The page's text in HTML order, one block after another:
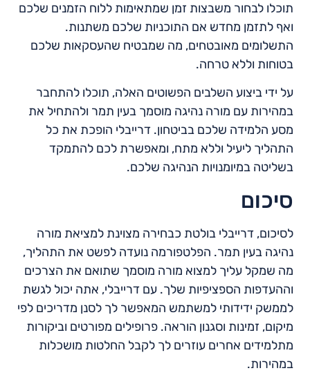
תוכלו לבחור משבצות זמן שמתאימות ללוח הזמנים שלכם
ואף לתזמן מחדש אם התוכניות שלכם משתנות.
התשלומים מאובטחים, מה שמבטיח שהעסקאות שלכם
בטוחות וללא טרחה.
על ידי ביצוע השלבים הפשוטים האלה, תוכלו להתחבר
במהירות עם מורה נהיגה מוסמך בעין תמר ולהתחיל את
מסע הלמידה שלכם בביטחון. דרייבלי הופכת את כל
התהליך ליעיל וללא מתח, ומאפשרת לכם להתמקד
בשליטה במיומנויות הנהיגה שלכם.
סיכום
לסיכום, דרייבלי בולטת כבחירה מצוינת למציאת מורה
נהיגה בעין תמר. הפלטפורמה נועדה לפשט את התהליך,
מה שמקל עליך למצוא מורה מוסמך שתואם את הצרכים
וההעדפות הספציפיות שלך. עם דרייבלי, אתה יכול לגשת
לממשק ידידותי למשתמש המאפשר לך לסנן מדריכים לפי
מיקום, זמינות וסגנון הוראה. פרופילים מפורטים וביקורות
מתלמידים אחרים עוזרים לך לקבל החלטות מושכלות
במהירות.